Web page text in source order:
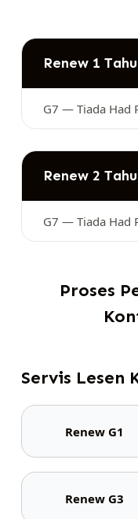
Renew 1
G7 — Tiada Had
Renew 2
G7 — Tiada Had
Proses
Servis Lesen
Renew G1
Renew G3